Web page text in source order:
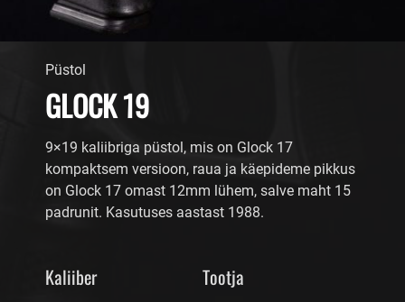
Püstol
GLOCK 19
9×19 kaliibriga püstol, mis on Glock 17
kompaktsem versioon, raua ja käepideme pikkus
on Glock 17 omast 12mm lühem, salve maht 15
padrunit. Kasutuses aastast 1988.
Kaliiber Tootja